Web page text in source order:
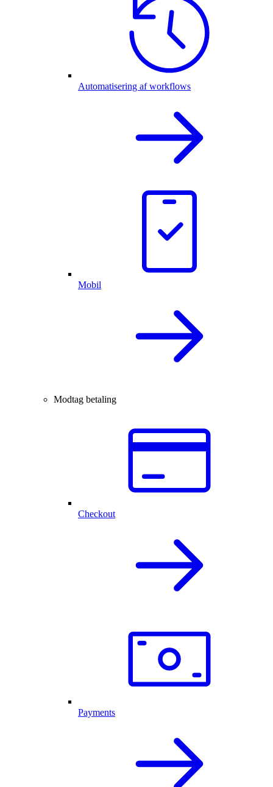
Automatisering af workflows
Mobil
Modtag betaling
Checkout
Payments